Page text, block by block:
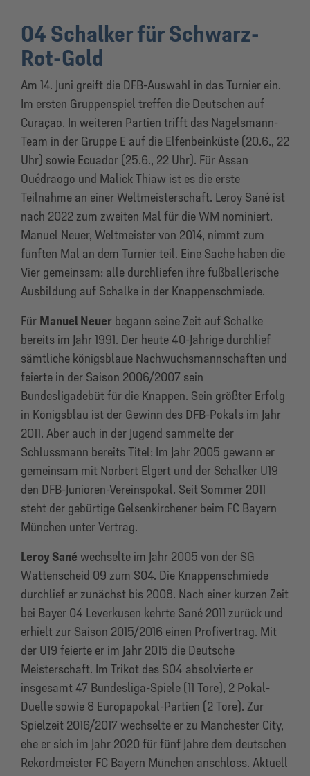
04 Schalker für Schwarz-
Rot-Gold
Am 14. Juni greift die DFB-Auswahl in das Turnier ein.
Im ersten Gruppenspiel treffen die Deutschen auf
Curaçao. In weiteren Partien trifft das Nagelsmann-
Team in der Gruppe E auf die Elfenbeinküste (20.6., 22
Uhr) sowie Ecuador (25.6., 22 Uhr). Für Assan
Ouédraogo und Malick Thiaw ist es die erste
Teilnahme an einer Weltmeisterschaft. Leroy Sané ist
nach 2022 zum zweiten Mal für die WM nominiert.
Manuel Neuer, Weltmeister von 2014, nimmt zum
fünften Mal an dem Turnier teil. Eine Sache haben die
Vier gemeinsam: alle durchliefen ihre fußballerische
Ausbildung auf Schalke in der Knappenschmiede.
Für Manuel Neuer begann seine Zeit auf Schalke
bereits im Jahr 1991. Der heute 40-Jährige durchlief
sämtliche königsblaue Nachwuchsmannschaften und
feierte in der Saison 2006/2007 sein
Bundesligadebüt für die Knappen. Sein größter Erfolg
in Königsblau ist der Gewinn des DFB-Pokals im Jahr
2011. Aber auch in der Jugend sammelte der
Schlussmann bereits Titel: Im Jahr 2005 gewann er
gemeinsam mit Norbert Elgert und der Schalker U19
den DFB-Junioren-Vereinspokal. Seit Sommer 2011
steht der gebürtige Gelsenkirchener beim FC Bayern
München unter Vertrag.
Leroy Sané wechselte im Jahr 2005 von der SG
Wattenscheid 09 zum S04. Die Knappenschmiede
durchlief er zunächst bis 2008. Nach einer kurzen Zeit
bei Bayer 04 Leverkusen kehrte Sané 2011 zurück und
erhielt zur Saison 2015/2016 einen Profivertrag. Mit
der U19 feierte er im Jahr 2015 die Deutsche
Meisterschaft. Im Trikot des S04 absolvierte er
insgesamt 47 Bundesliga-Spiele (11 Tore), 2 Pokal-
Duelle sowie 8 Europapokal-Partien (2 Tore). Zur
Spielzeit 2016/2017 wechselte er zu Manchester City,
ehe er sich im Jahr 2020 für fünf Jahre dem deutschen
Rekordmeister FC Bayern München anschloss. Aktuell